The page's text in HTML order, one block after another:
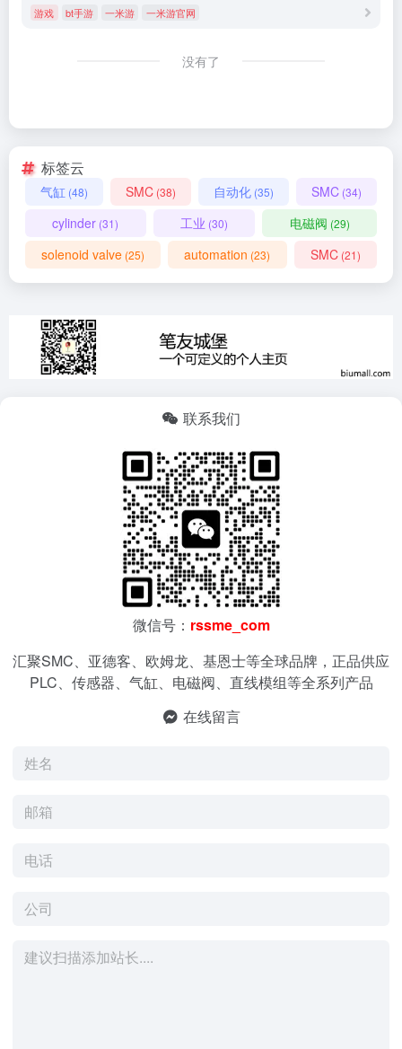
游戏 bt手游 一米游 一米游官网
没有了
标签云
气缸 (48) SMC (38) 自动化 (35) SMC (34)
cylinder (31) 工业 (30) 电磁阀 (29)
solenoid valve (25) automation (23) SMC(21)
联系我们
微信号： rssme_com
汇聚SMC、亚德客、欧姆龙、基恩士等全球品牌，正品供应
PLC、传感器、气缸、电磁阀、直线模组等全系列产品
在线留言